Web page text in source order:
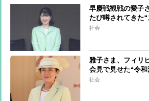
早慶戦観戦の愛子
たび噂されてきた
恋” 高校時代は野
社会
雅子さま、フィリ
会見で見せた“令
後の国賓接遇は「
社会